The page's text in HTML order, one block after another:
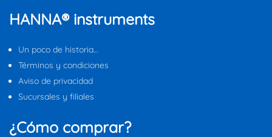
HANNA® instruments
Un poco de historia…
Términos y condiciones
Aviso de privacidad
Sucursales y filiales
¿Cómo comprar?